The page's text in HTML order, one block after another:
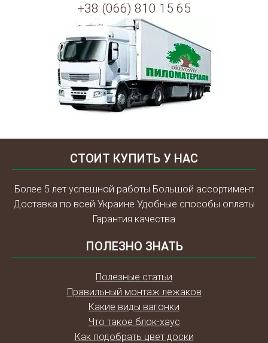
+38 (066) 810 15 65
СТОИТ КУПИТЬ У НАС
Более 5 лет успешной работы Большой ассортимент
Доставка по всей Украине Удобные способы оплаты
Гарантия качества
ПОЛЕЗНО ЗНАТЬ
Полезные статьи
Правильный монтаж лежаков
Какие виды вагонки
Что такое блок-хаус
Как подобрать цвет доски